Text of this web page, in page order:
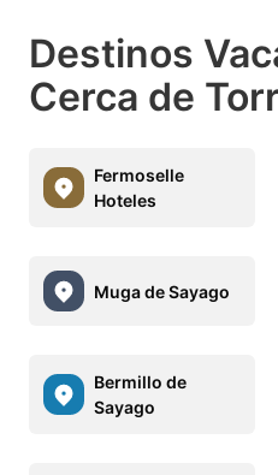
Destinos
Cerca de
Fermoselle
Hoteles
Muga de Sayago
Bermillo de
Sayago